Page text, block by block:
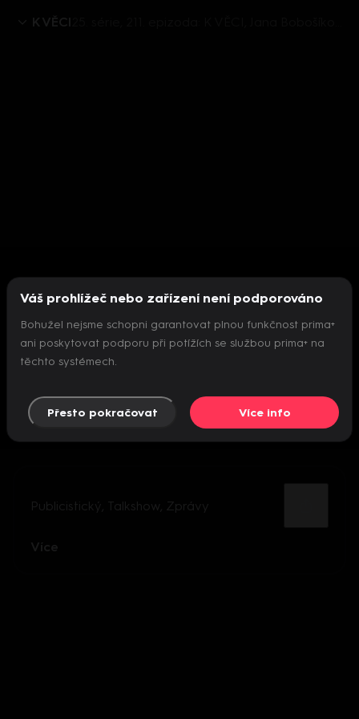
K VĚCI
Nepodařilo se inicializovat přehrávač
Publicistický Talkshow Zprávy
Více
Váš prohlížeč nebo zařízení není podporováno
Bohužel nejsme schopni garantovat plnou funkčnost prima+
ani poskytovat podporu při potížích se službou prima+ na
těchto systémech.
Přesto pokračovat Více info